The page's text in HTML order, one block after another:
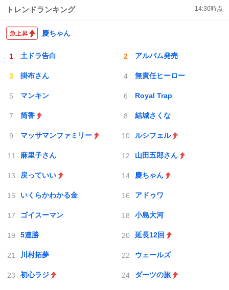
トレンドランキング 14:30時点
慶ちゃん
土ドラ告白 アルバム発売
掛布さん 無責任ヒーロー
マンキン Royal Trap
筒香 結城さくな
マッサマンファミリー ルシフェル
麻里子さん 山田五郎さん
戻っていい 慶ちゃん
いくらかわかる金 アドゥワ
ゴイスーマン 小島大河
5連勝 延長12回
川村拓夢 ウェールズ
初心ラジ ダーツの旅